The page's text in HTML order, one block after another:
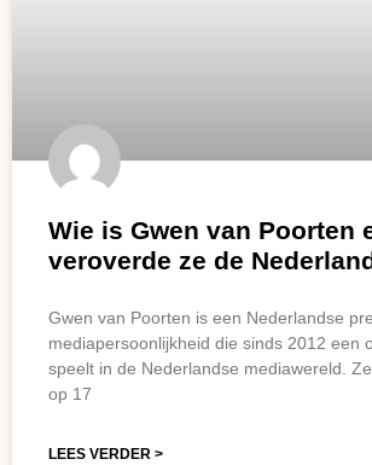
Wie is Gwen van Poorten
veroverde ze de
Gwen van Poorten is een Nederlandse
mediapersoonlijkheid die sinds 2012 een
speelt in de Nederlandse mediawereld.
op 17
LEES VERDER >